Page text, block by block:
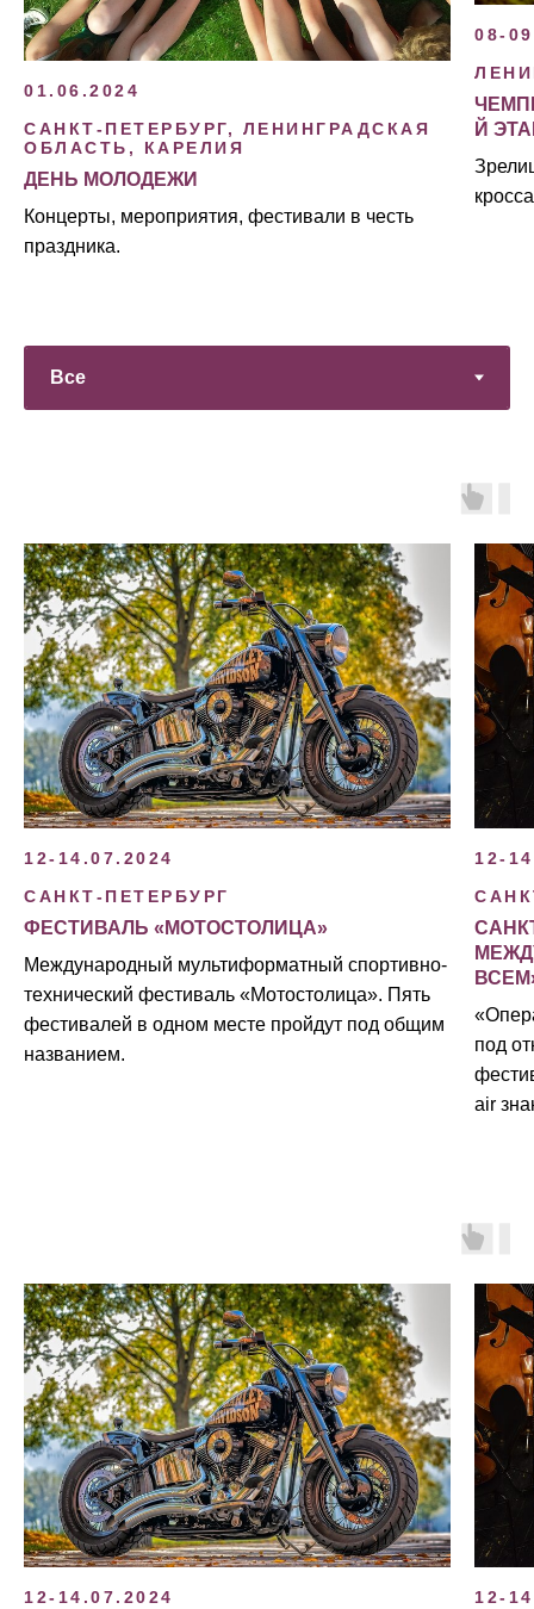
01.06.2024
САНКТ-ПЕТЕРБУРГ, ЛЕНИНГРАДСКАЯ
ОБЛАСТЬ, КАРЕЛИЯ
ДЕНЬ МОЛОДЕЖИ
Концерты, мероприятия, фестивали в честь
праздника.
08-
Й
12-14.07.2024
САНКТ-ПЕТЕРБУРГ
ФЕСТИВАЛЬ «МОТОСТОЛИЦА»
Международный мультиформатный спортивно-
технический фестиваль «Мотостолица». Пять
фестивалей в одном месте пройдут под общим
названием.
12-
под
air
12-14.07.2024
12-